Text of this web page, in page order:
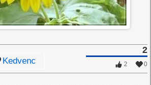
Kedvenc
2
0
2